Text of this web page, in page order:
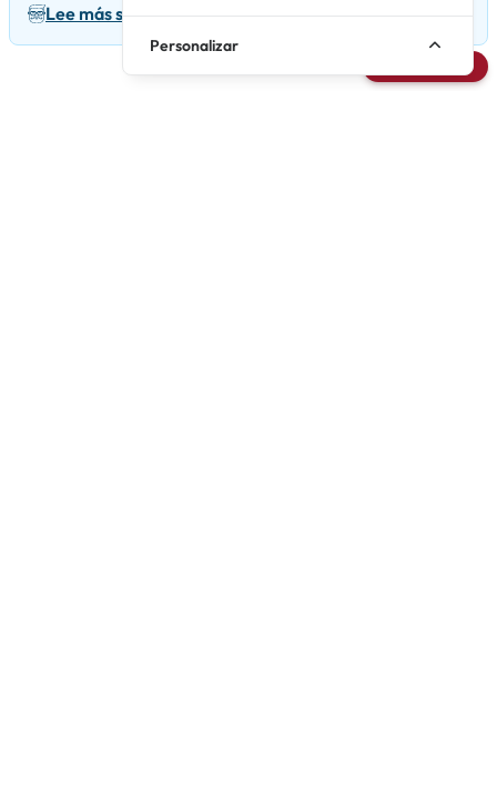
Lee más sobre 33 (2018) en Love4Musicals
Personalizar